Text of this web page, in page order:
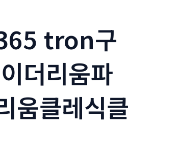
tron구
더리움파
움클레식클